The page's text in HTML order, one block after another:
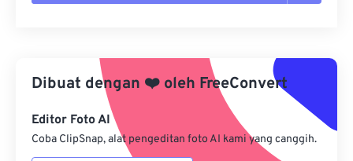
Terapkan dari Preset
Simpan sebagai Preset
Dibuat dengan ❤️ oleh FreeConvert
Editor Foto AI
Coba ClipSnap, alat pengeditan foto AI kami yang canggih.